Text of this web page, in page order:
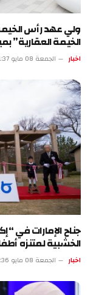
ولي عهد رأس
الخيمة العقارية”
اخبار الجمعة 08 مايو 11:37 م
الخشبية لمتنزه
اخبار الجمعة 08 مايو 6:36 م